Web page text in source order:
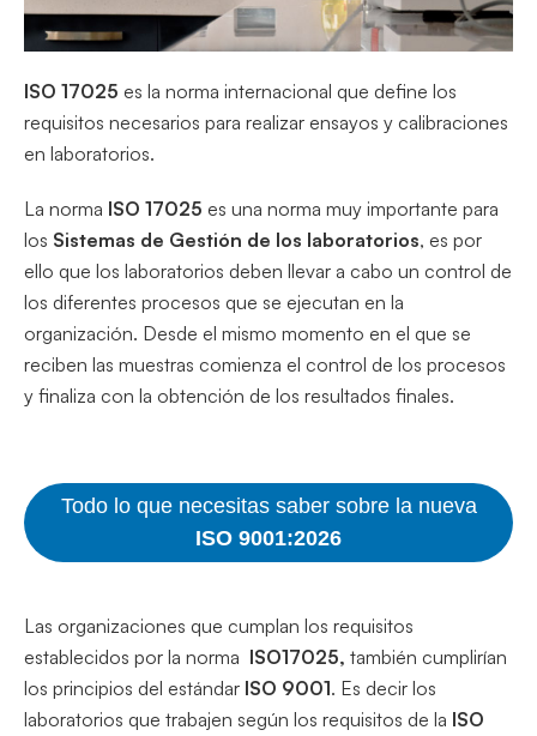
ISO 17025 es la norma internacional que define los
requisitos necesarios para realizar ensayos y calibraciones
en laboratorios.
La norma ISO 17025 es una norma muy importante para
los Sistemas de Gestión de los laboratorios, es por
ello que los laboratorios deben llevar a cabo un control de
los diferentes procesos que se ejecutan en la
organización. Desde el mismo momento en el que se
reciben las muestras comienza el control de los procesos
y finaliza con la obtención de los resultados finales.
Todo lo que necesitas saber sobre la nueva
ISO 9001:2026
Las organizaciones que cumplan los requisitos
establecidos por la norma ISO17025, también cumplirían
los principios del estándar ISO 9001. Es decir los
laboratorios que trabajen según los requisitos de la ISO